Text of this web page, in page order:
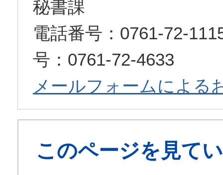
秘書課
電話番号：0761-72-
号：0761-72-4633
メールフォームによる
このページを見て